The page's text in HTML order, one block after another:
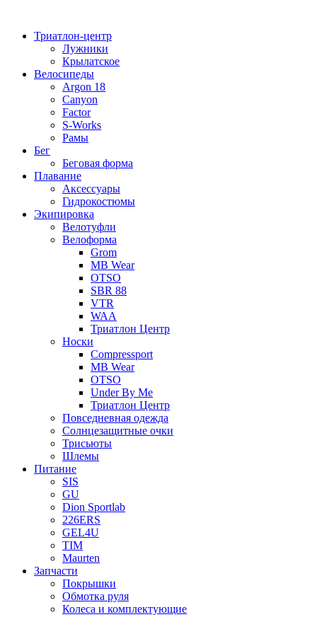
содержимому
Триатлон-центр
Лужники
Крылатское
Велосипеды
Argon 18
Canyon
Factor
S-Works
Рамы
Бег
Беговая форма
Плавание
Аксессуары
Гидрокостюмы
Экипировка
Велотуфли
Велоформа
Grom
MB Wear
OTSO
SBR 88
VTR
WAA
Триатлон Центр
Носки
Compressport
MB Wear
OTSO
Under By Me
Триатлон Центр
Повседневная одежда
Солнцезащитные очки
Трисьюты
Шлемы
Питание
SIS
GU
Dion Sportlab
226ERS
GEL4U
TIM
Maurten
Запчасти
Покрышки
Обмотка руля
Колеса и комплектующие